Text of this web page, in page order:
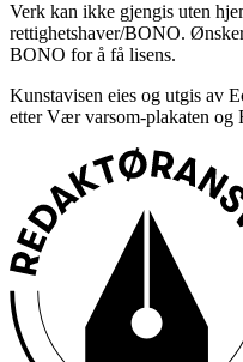
Verk kan ikke gjengis uten
rettighetshaver/BONO.
BONO for å få lisens.
Kunstavisen eies og utgis av
etter Vær varsom-plakaten og